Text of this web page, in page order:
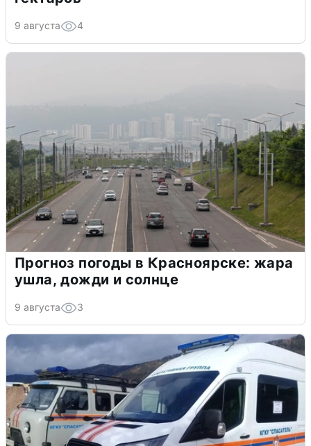
9 августа 4
Прогноз погоды в Красноярске: жара
ушла, дожди и солнце
9 августа 3